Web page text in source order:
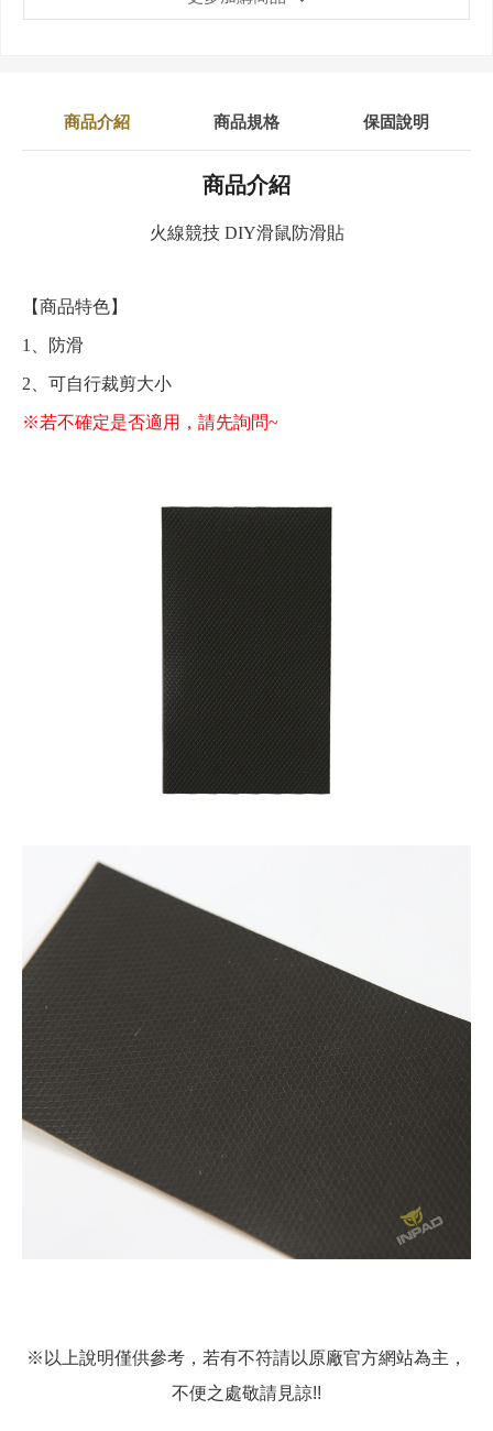
商品介紹 商品規格 保固說明
商品介紹
火線競技 DIY滑鼠防滑貼
【商品特色】
1、防滑
2、可自行裁剪大小
※若不確定是否適用，請先詢問~
※以上說明僅供參考，若有不符請以原廠官方網站為主，
不便之處敬請見諒!!